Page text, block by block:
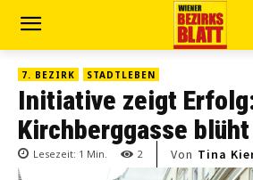
7. BEZIRK STADTLEBEN
Initiative zeigt
Kirchberggasse
Lesezeit: 1 Min. 2 Von Tina